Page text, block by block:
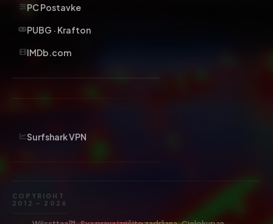
PC Postavke
PUBG · Krafton
IMDb.com
Surfshark VPN
COPYRIGHT
2012 – 2026